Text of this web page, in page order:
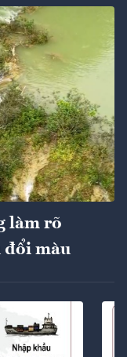
làm rõ
đổi màu